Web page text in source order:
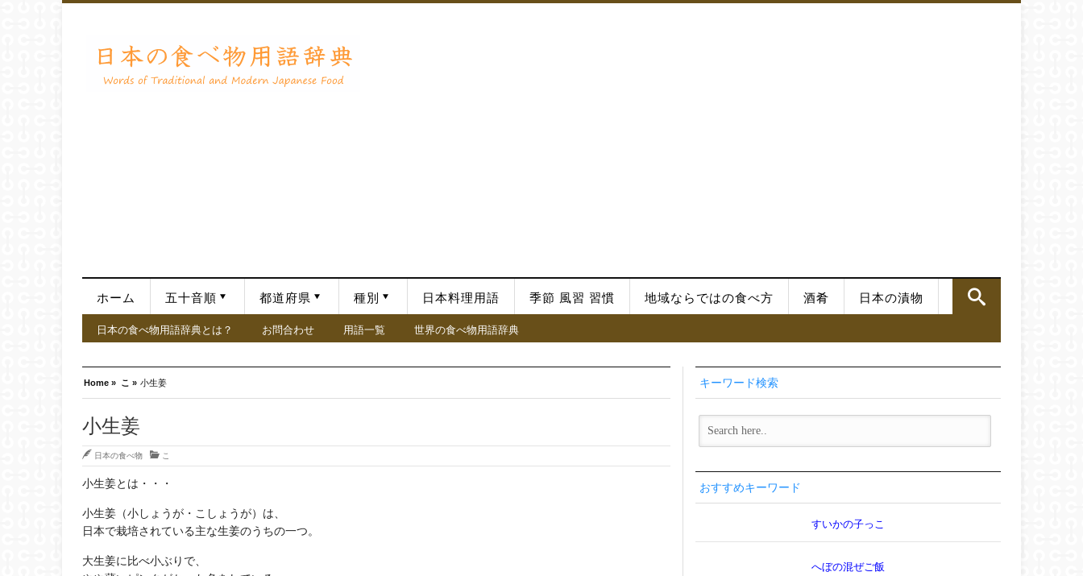
ホーム 五十音順 都道府県 種別 日本料理用語 季節 風習 習慣 地域ならではの食べ方 酒肴 日本の漬物
日本の食べ物用語辞典とは？ お問合わせ 用語一覧 世界の食べ物用語辞典
Home » こ » 小生姜
小生姜
日本の食べ物 こ
小生姜とは・・・
小生姜（小しょうが・こしょうが）は、
日本で栽培されている主な生姜のうちの一つ。
大生姜に比べ小ぶりで、
キーワード検索
おすすめキーワード
すいかの子っこ
へぼの混ぜご飯